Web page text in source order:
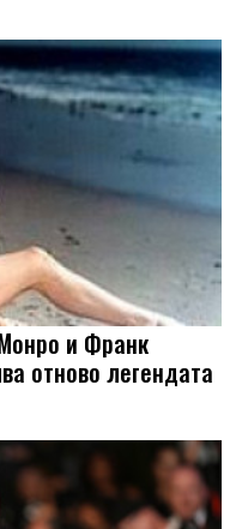
и Франк
отново легендата